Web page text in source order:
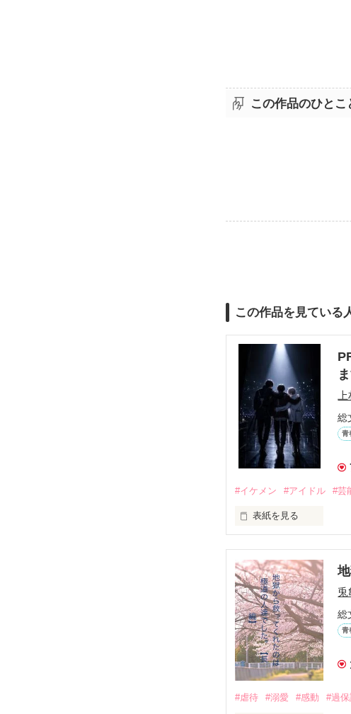
この作品のひとこ
この作品を見ている
総
青
#イケメン #アイドル #芸
表紙を見る
不器用でも努力を諦め
無口で頼れる黒。
天才肌で笑顔が眩しい
三人の姿に勇気をもら
恋、友情、夢、そ
〜青春群像
総
青
#虐待 #溺愛 #感動 #過